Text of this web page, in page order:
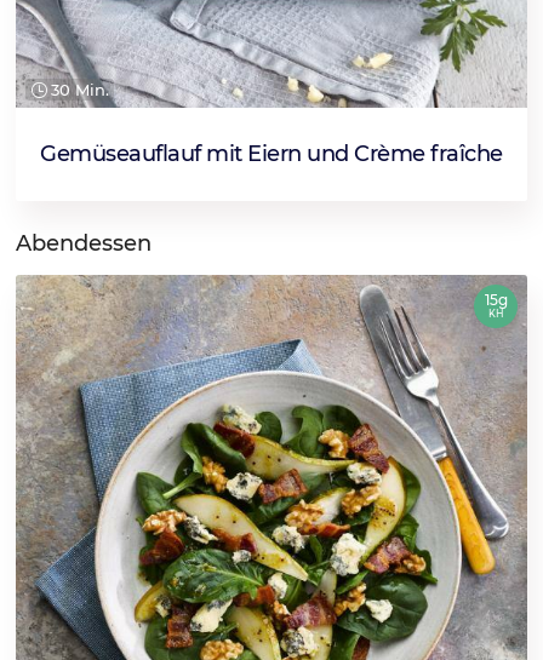
30 Min.
Gemüseauflauf mit Eiern und Crème fraîche
Abendessen
15g
KH